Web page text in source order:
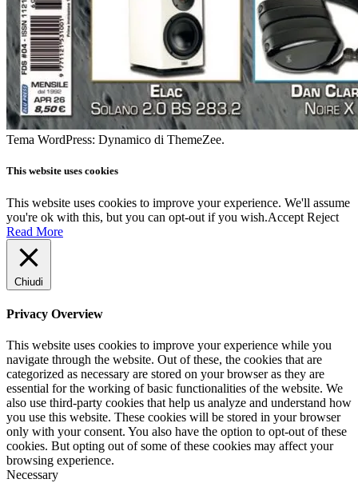
Tema WordPress: Dynamico di ThemeZee.
This website uses cookies
This website uses cookies to improve your experience. We'll assume
you're ok with this, but you can opt-out if you wish.Accept Reject
Read More
Chiudi
Privacy Overview
This website uses cookies to improve your experience while you
navigate through the website. Out of these, the cookies that are
categorized as necessary are stored on your browser as they are
essential for the working of basic functionalities of the website. We
also use third-party cookies that help us analyze and understand how
you use this website. These cookies will be stored in your browser
only with your consent. You also have the option to opt-out of these
cookies. But opting out of some of these cookies may affect your
browsing experience.
Necessary